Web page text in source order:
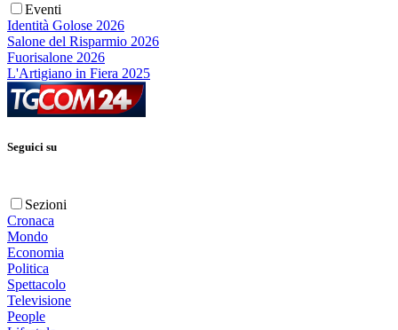
Eventi
Identità Golose 2026
Salone del Risparmio 2026
Fuorisalone 2026
L'Artigiano in Fiera 2025
Seguici su
Sezioni
Cronaca
Mondo
Economia
Politica
Spettacolo
Televisione
People